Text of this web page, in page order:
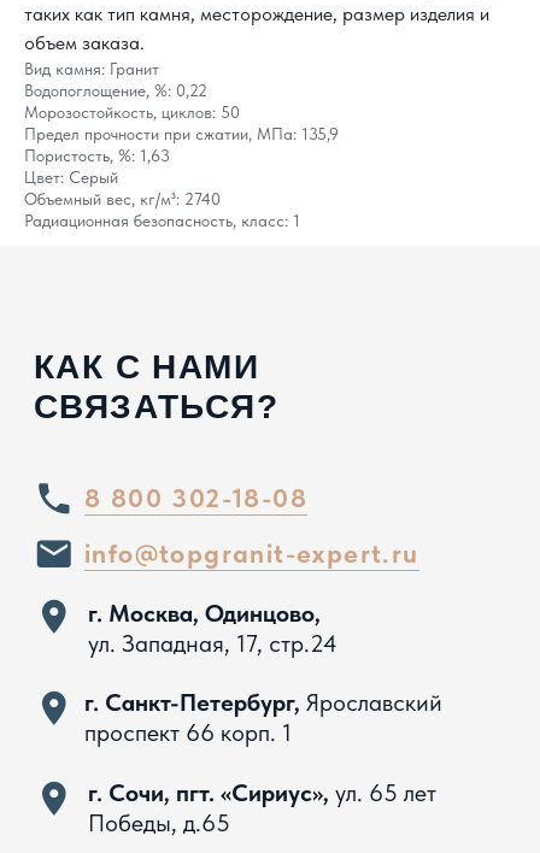
таких как тип камня, месторождение, размер изделия и
объем заказа.
Вид камня: Гранит
Водопоглощение, %: 0,22
Морозостойкость, циклов: 50
Предел прочности при сжатии, МПа: 135,9
Пористость, %: 1,63
Цвет: Серый
Объемный вес, кг/м³: 2740
Радиационная безопасность, класс: 1
info@topgranit-expert.ru
г. Москва, Одинцово,
ул. Западная, 17, стр.24
г. Сочи, пгт. «Сириус»,
Победы, д.65
г. Санкт-Петербург,Ярославский
проспект 66 корп. 1